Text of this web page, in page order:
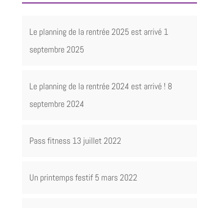
Le planning de la rentrée 2025 est arrivé 1
septembre 2025
Le planning de la rentrée 2024 est arrivé ! 8
septembre 2024
Pass fitness 13 juillet 2022
Un printemps festif 5 mars 2022